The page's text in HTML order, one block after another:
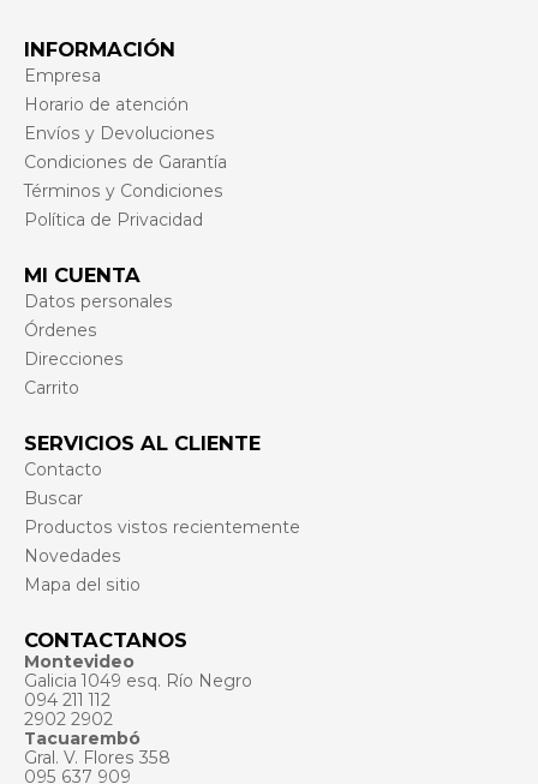
INFORMACIÓN
Empresa
Horario de atención
Envíos y Devoluciones
Condiciones de Garantía
Términos y Condiciones
Política de Privacidad
MI CUENTA
Datos personales
Órdenes
Direcciones
Carrito
SERVICIOS AL CLIENTE
Contacto
Buscar
Productos vistos recientemente
Novedades
Mapa del sitio
CONTACTANOS
Montevideo
Galicia 1049 esq. Río Negro
094 211 112
2902 2902
Tacuarembó
Gral. V. Flores 358
095 637 909